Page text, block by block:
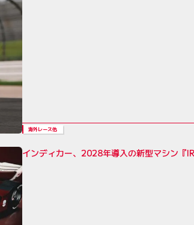
海外レース他
インディカー、2028年導入の新型マシン『